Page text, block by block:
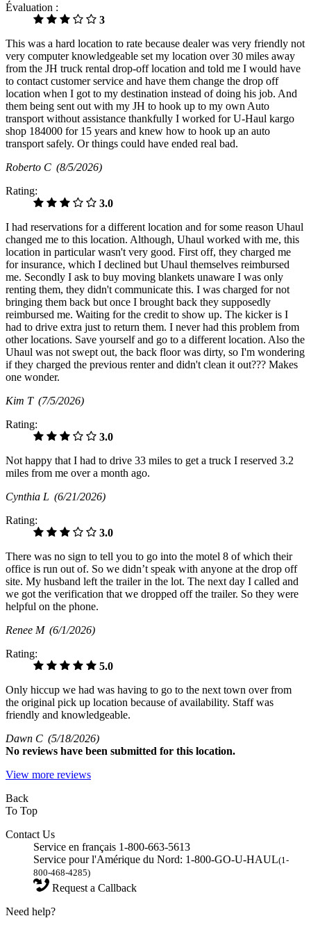
Évaluation :
3
This was a hard location to rate because dealer was very friendly not
very computer knowledgeable set my location over 30 miles away
from the JH truck rental drop-off location and told me I would have
to contact customer service and have them change the drop off
location when I got to my destination instead of doing his job. And
them being sent out with my JH to hook up to my own Auto
transport without assistance thankfully I worked for U-Haul kargo
shop 184000 for 15 years and knew how to hook up an auto
transport safely. Or things could have ended real bad.
Roberto C (8/5/2026)
Rating:
3.0
I had reservations for a different location and for some reason Uhaul
changed me to this location. Although, Uhaul worked with me, this
location in particular wasn't very good. First off, they charged me
for insurance, which I declined but Uhaul themselves reimbursed
me. Secondly I ask to buy moving blankets unaware I was only
renting them, they didn't communicate this. I was charged for not
bringing them back but once I brought back they supposedly
reimbursed me. Waiting for the credit to show up. The kicker is I
had to drive extra just to return them. I never had this problem from
other locations. Save yourself and go to a different location. Also the
Uhaul was not swept out, the back floor was dirty, so I'm wondering
if they charged the previous renter and didn't clean it out??? Makes
one wonder.
Kim T (7/5/2026)
Rating:
3.0
Not happy that I had to drive 33 miles to get a truck I reserved 3.2
miles from me over a month ago.
Cynthia L (6/21/2026)
Rating:
3.0
There was no sign to tell you to go into the motel 8 of which their
office is run out of. So we didn’t speak with anyone at the drop off
site. My husband left the trailer in the lot. The next day I called and
we got the verification that we dropped off the trailer. So they were
helpful on the phone.
Renee M (6/1/2026)
Rating:
5.0
Only hiccup we had was having to go to the next town over from
the original pick up location because of availability. Staff was
friendly and knowledgeable.
Dawn C (5/18/2026)
No reviews have been submitted for this location.
View more reviews
Back
To Top
Contact Us
Service en français 1-800-663-5613
Service pour l'Amérique du Nord: 1-800-GO-U-HAUL(1-
800-468-4285)
Request a Callback
Need help?